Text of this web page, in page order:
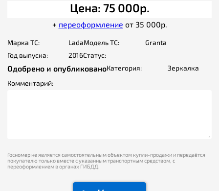
Цена: 75 000р.
+ переоформление от 35 000р.
Марка ТС: LadaМодель ТС:
Granta
Год выпуска:
2016Статус:
Одобрено и опубликованоКатегория:
Зеркалка
Комментарий:
Госномер не является самостоятельным объектом купли-продажи и передаётся
покупателю только вместе с указанным транспортным средством, с
переоформлением в органах ГИБДД.